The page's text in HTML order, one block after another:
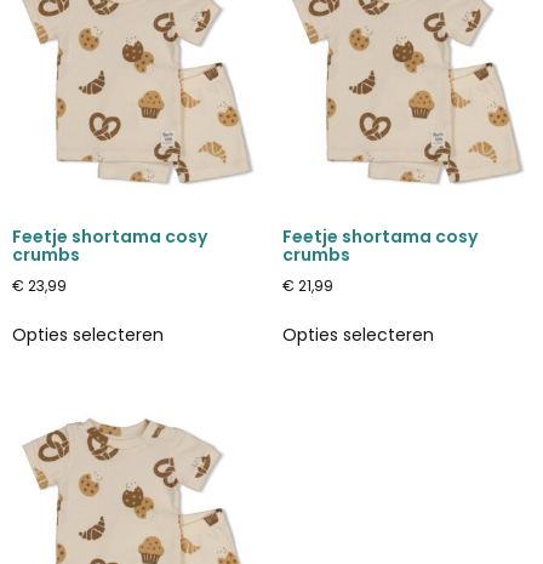
Feetje shortama cosy
crumbs
€ 23,99
Opties selecteren
Feetje shortama cosy
crumbs
€ 21,99
Opties selecteren